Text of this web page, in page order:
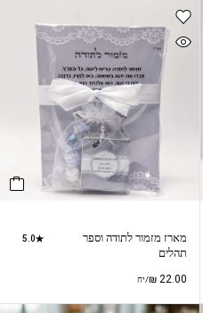
מארז מזמור לתודה וספר
תהלים
5.0
₪22.00 /יח